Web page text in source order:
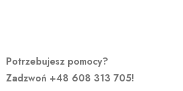
Potrzebujesz pomocy?
Zadzwoń +48 608 313 705!